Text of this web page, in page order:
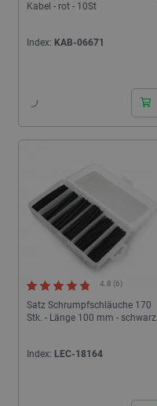
Kabel - rot - 10St
Index: KAB-06671
Satz Schrumpfschläuche 170
Stk. - Länge 100 mm - schwarz
4.8 (6)
Index: LEC-18164